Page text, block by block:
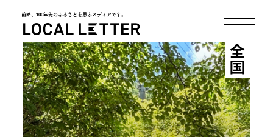
前略、100年先のふるさとを思ふメディアです。
LOCAL LETTER
全国